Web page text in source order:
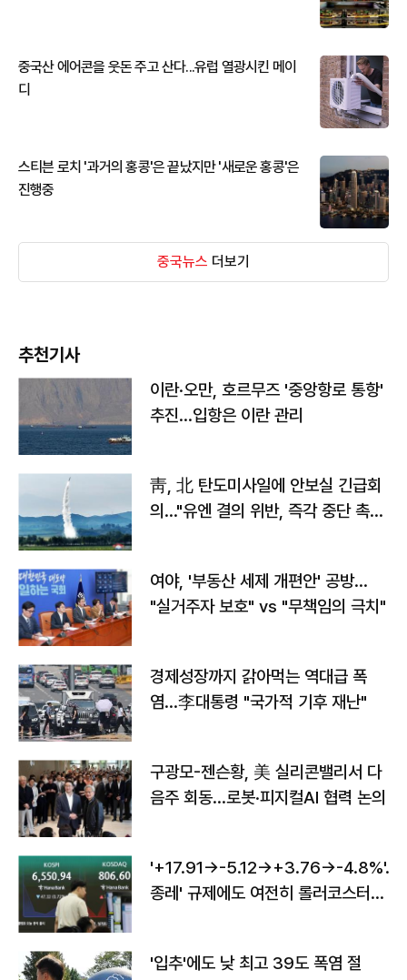
중국산 에어콘을 웃돈 주고 산다...유럽 열광시킨 메이
디
스티븐 로치 '과거의 홍콩'은 끝났지만 '새로운 홍콩'은
진행중
중국뉴스 더보기
추천기사
이란·오만, 호르무즈 '중앙항로 통항'
추진…입항은 이란 관리
靑, 北 탄도미사일에 안보실 긴급회
의…"유엔 결의 위반, 즉각 중단 촉
여야, '부동산 세제 개편안' 공방…
"실거주자 보호" vs "무책임의 극치"
경제성장까지 갉아먹는 역대급 폭
염…李대통령 "국가적 기후 재난"
구광모-젠슨황, 美 실리콘밸리서 다
음주 회동…로봇·피지컬AI 협력 논의
'+17.91→-5.12→+3.76→-4.8%'…'
종레' 규제에도 여전히 롤러코스터
'입추'에도 낮 최고 39도 폭염 절